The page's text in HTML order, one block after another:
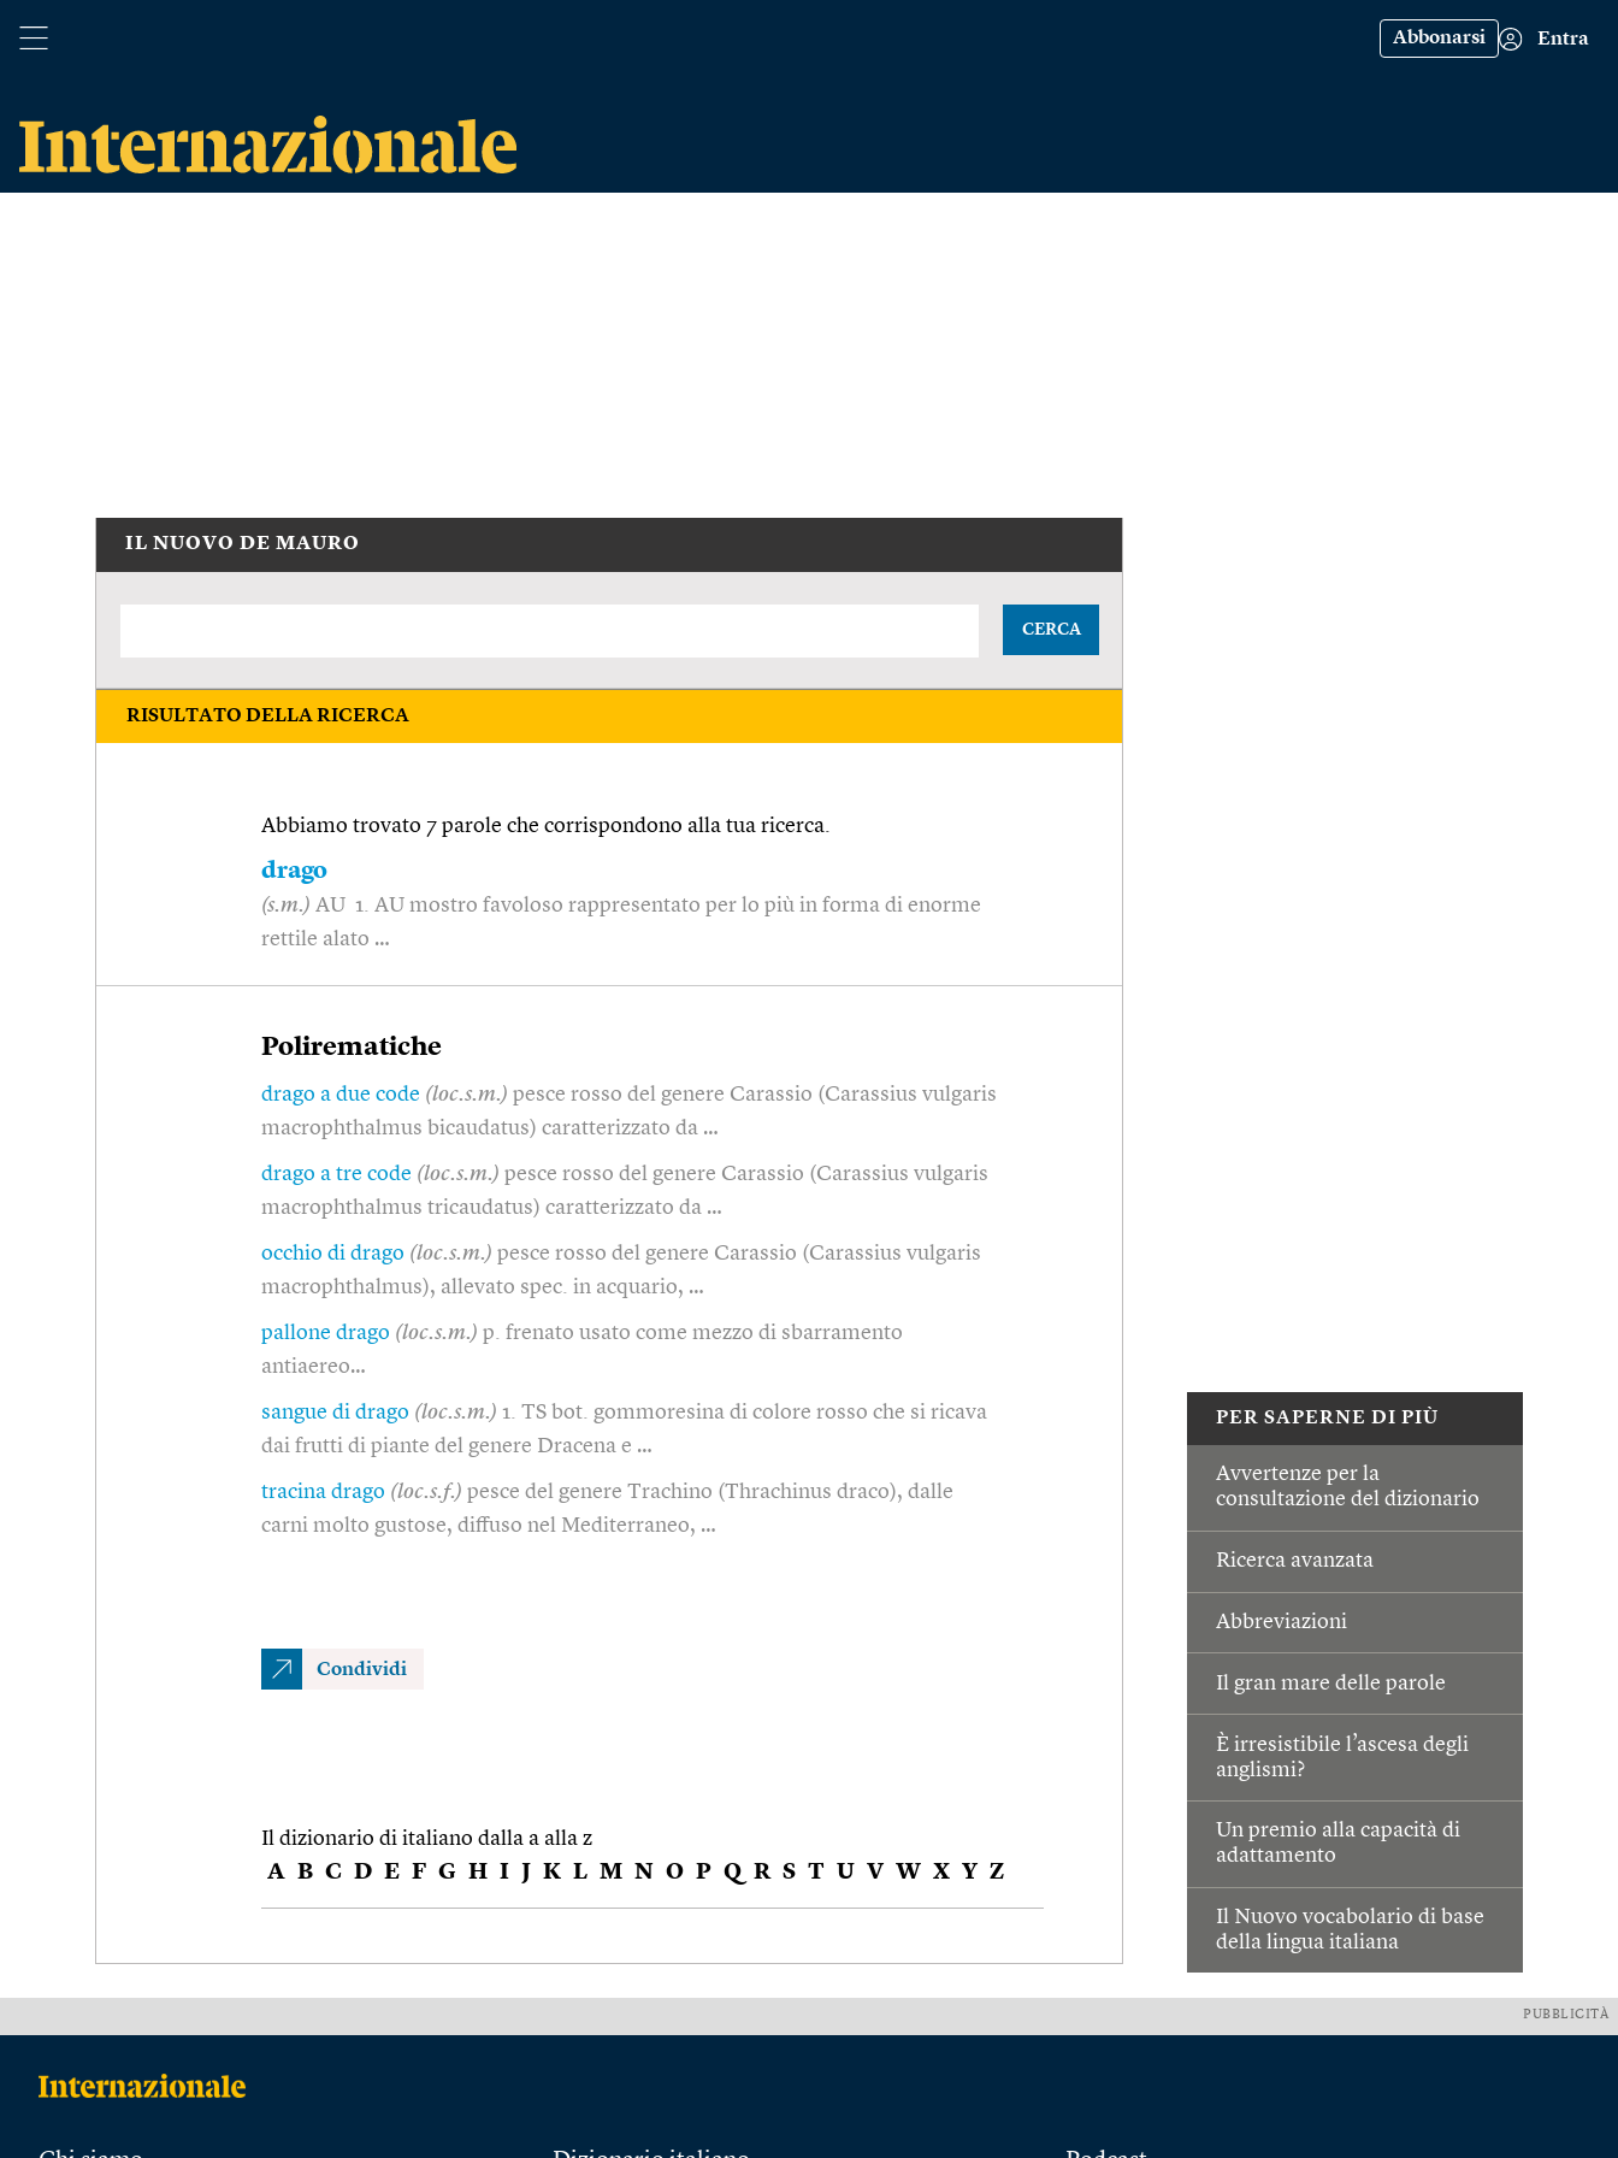
Abbonarsi Entra
PER SAPERNE DI PIÙ
Avvertenze per la
consultazione del dizionario
Ricerca avanzata
Abbreviazioni
Il gran mare delle parole
È irresistibile l’ascesa degli
anglismi?
Un premio alla capacità di
adattamento
Il Nuovo vocabolario di base
della lingua italiana
IL NUOVO DE MAURO
CERCA
RISULTATO DELLA RICERCA
Abbiamo trovato 7 parole che corrispondono alla tua ricerca.
drago
(s.m.) AU 1. AU mostro favoloso rappresentato per lo più in forma di enorme
rettile alato …
Polirematiche
drago a due code (loc.s.m.) pesce rosso del genere Carassio (Carassius vulgaris
macrophthalmus bicaudatus) caratterizzato da …
drago a tre code (loc.s.m.) pesce rosso del genere Carassio (Carassius vulgaris
macrophthalmus tricaudatus) caratterizzato da …
occhio di drago (loc.s.m.) pesce rosso del genere Carassio (Carassius vulgaris
macrophthalmus), allevato spec. in acquario, …
pallone drago (loc.s.m.) p. frenato usato come mezzo di sbarramento
antiaereo…
sangue di drago (loc.s.m.) 1. TS bot. gommoresina di colore rosso che si ricava
dai frutti di piante del genere Dracena e …
tracina drago (loc.s.f.) pesce del genere Trachino (Thrachinus draco), dalle
carni molto gustose, diffuso nel Mediterraneo, …
Condividi
Il dizionario di italiano dalla a alla z
A B C D E F G H I J K L M N O P Q R S T U V W X Y Z
PUBBLICITÀ